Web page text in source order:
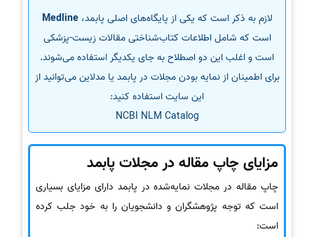
لازم به ذکر است که یکی از پایگاه‌های اصلی پابمد،Medline
است که شامل اطلاعات کتاب‌شناختی مقالات زیست-پزشکی
است و اغلب این دو اصطلاح به جای یکدیگر استفاده می‌شوند.
برای اطمینان از نمایه بودن مجلات در پابمد یا مدلاین می‌توانید از
این سایت استفاده کنید:
NCBI NLM Catalog
مزایای چاپ مقاله در مجلات پابمد
چاپ مقاله در مجلات نمایه‌شده در پابمد دارای مزایای بسیاری
است که توجه پژوهشگران و دانشجویان را به خود جلب کرده
است: